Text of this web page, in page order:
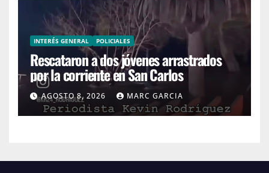
INTERÉS GENERAL POLICIALES
Rescataron a dos jóvenes arrastrados
por la corriente en San Carlos
AGOSTO 8, 2026 MARC GARCIA